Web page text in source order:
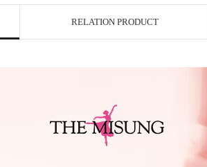
RELATION PRODUCT